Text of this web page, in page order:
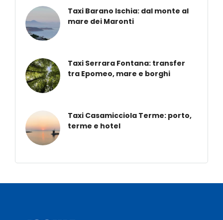
Taxi Barano Ischia: dal monte al
mare dei Maronti
Taxi Serrara Fontana: transfer
tra Epomeo, mare e borghi
Taxi Casamicciola Terme: porto,
terme e hotel